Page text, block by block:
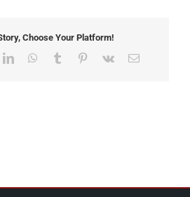
Choose Your Platform!
LinkedInWhatsApp
Tumblr Pinterest
Vk Email